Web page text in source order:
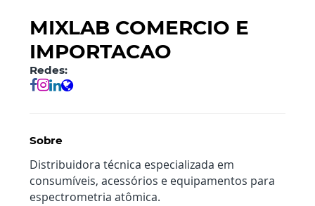
MIXLAB COMERCIO E
IMPORTACAO
Redes:
Sobre
Distribuidora técnica especializada em
consumíveis, acessórios e equipamentos para
espectrometria atômica.